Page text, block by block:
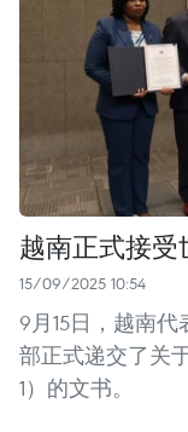
越南正式接受
15/09/2025 10:54
9月15日，越南
部正式递交了关
1）的文书。